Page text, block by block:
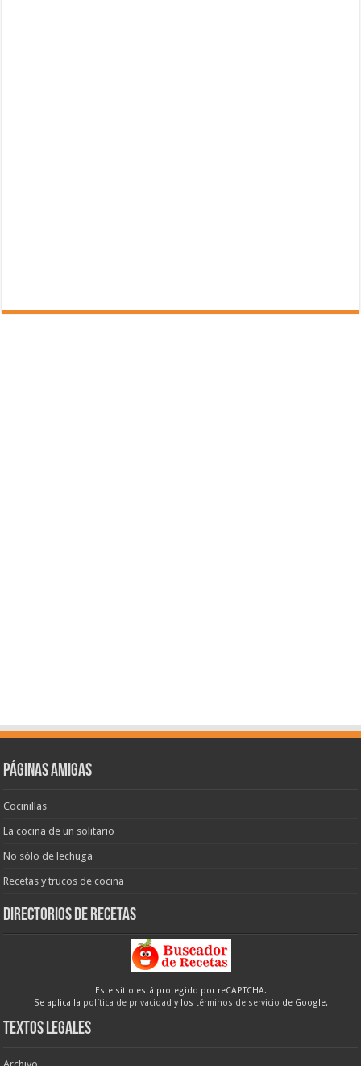
Páginas amigas
Cocinillas
La cocina de un solitario
No sólo de lechuga
Recetas y trucos de cocina
Directorios de recetas
Este sitio está protegido por reCAPTCHA.
Se aplica la política de privacidad y los términos de servicio de Google.
Textos legales